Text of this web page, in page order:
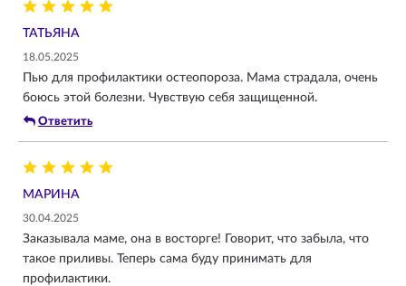
ТАТЬЯНА
18.05.2025
Пью для профилактики остеопороза. Мама страдала, очень
боюсь этой болезни. Чувствую себя защищенной.
Ответить
МАРИНА
30.04.2025
Заказывала маме, она в восторге! Говорит, что забыла, что
такое приливы. Теперь сама буду принимать для
профилактики.